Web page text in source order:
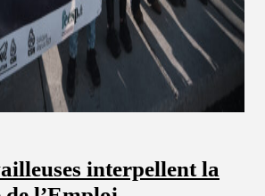
interpellent la